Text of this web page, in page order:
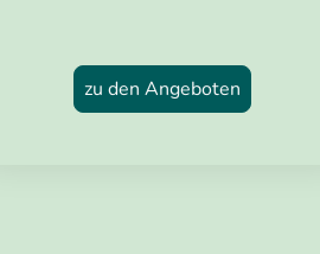
zu den Angeboten